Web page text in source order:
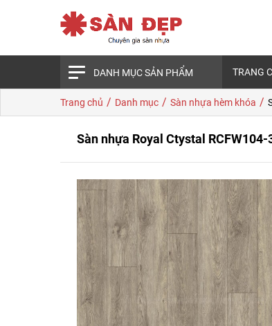
DANH MỤC SẢN PHẨM TRANG
Trang chủ / Danh mục / Sàn nhựa hèm khóa /
Sàn nhựa Royal Ctystal RCFW104-